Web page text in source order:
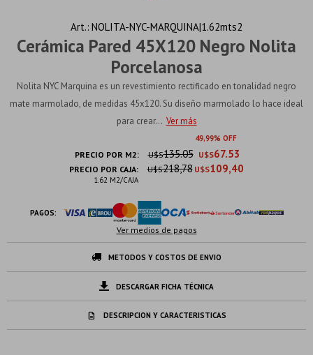
Cerámica Pared 45X120 Negro Nolita
Porcelanosa
NOLITA-NYC-MARQUINA|1.62mts2
Nolita NYC Marquina es un revestimiento rectificado en tonalidad negro
mate marmolado, de medidas 45x120. Su diseño marmolado lo hace ideal
para crear... Ver más
49 99
PRECIO POR M2: U$S67.53
U$S135.05
PRECIO POR CAJA:
1.62 M2/CAJA
U$S109,40
U$S218,78
PAGOS:
Ver medios de pagos
METODOS Y COSTOS DE ENVIO
DESCARGAR FICHA TÉCNICA
DESCRIPCION Y CARACTERISTICAS